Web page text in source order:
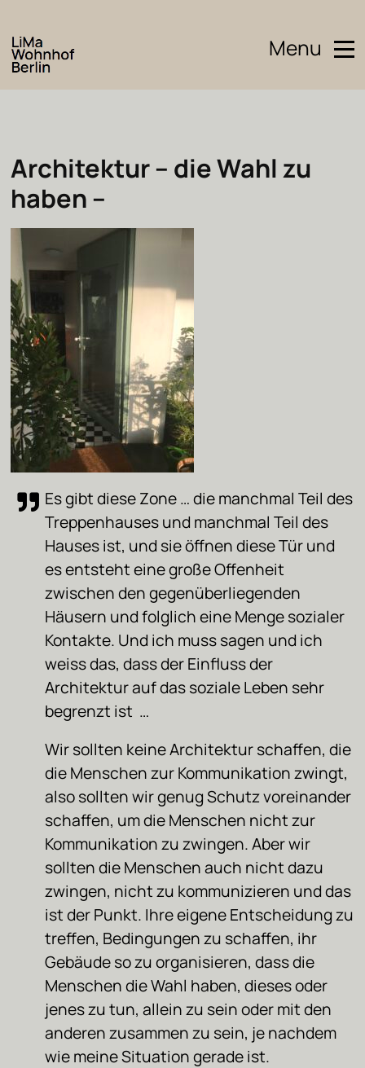
Menu
Architektur – die Wahl zu
haben –
Es gibt diese Zone … die manchmal Teil des
Treppenhauses und manchmal Teil des
Hauses ist, und sie öffnen diese Tür und
es entsteht eine große Offenheit
zwischen den gegenüberliegenden
Häusern und folglich eine Menge sozialer
Kontakte. Und ich muss sagen und ich
weiss das, dass der Einfluss der
Architektur auf das soziale Leben sehr
begrenzt ist …
Wir sollten keine Architektur schaffen, die
die Menschen zur Kommunikation zwingt,
also sollten wir genug Schutz voreinander
schaffen, um die Menschen nicht zur
Kommunikation zu zwingen. Aber wir
sollten die Menschen auch nicht dazu
zwingen, nicht zu kommunizieren und das
ist der Punkt. Ihre eigene Entscheidung zu
treffen, Bedingungen zu schaffen, ihr
Gebäude so zu organisieren, dass die
Menschen die Wahl haben, dieses oder
jenes zu tun, allein zu sein oder mit den
anderen zusammen zu sein, je nachdem
wie meine Situation gerade ist.